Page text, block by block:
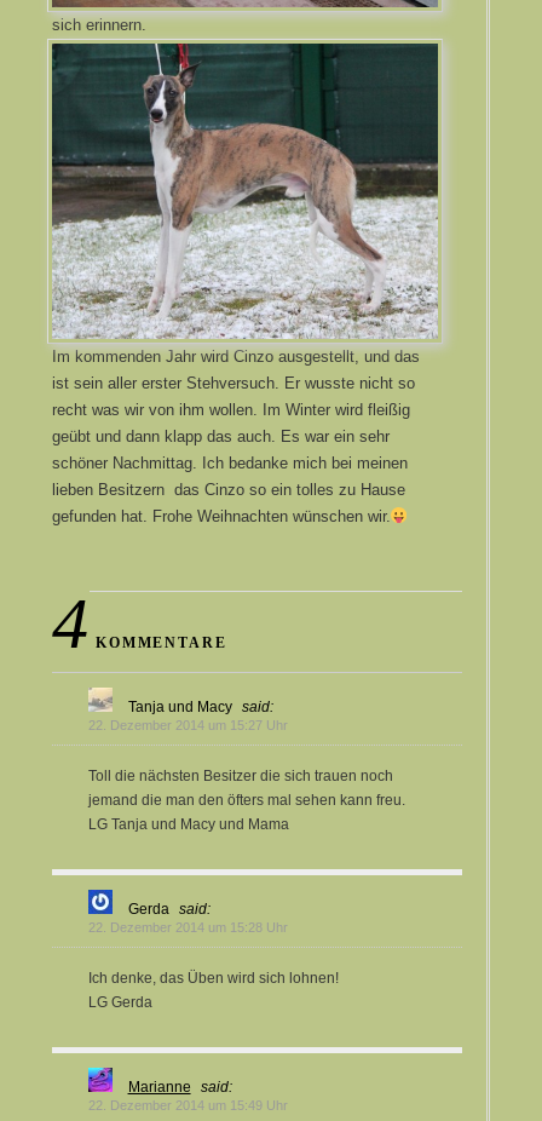
sich erinnern.
Im kommenden Jahr wird Cinzo ausgestellt, und das
ist sein aller erster Stehversuch. Er wusste nicht so
recht was wir von ihm wollen. Im Winter wird fleißig
geübt und dann klapp das auch. Es war ein sehr
schöner Nachmittag. Ich bedanke mich bei meinen
lieben Besitzern das Cinzo so ein tolles zu Hause
gefunden hat. Frohe Weihnachten wünschen wir.
4 KOMMENTARE
Tanja und Macy said:
22. Dezember 2014 um 15:27 Uhr
Toll die nächsten Besitzer die sich trauen noch
jemand die man den öfters mal sehen kann freu.
LG Tanja und Macy und Mama
Gerda said:
22. Dezember 2014 um 15:28 Uhr
Ich denke, das Üben wird sich lohnen!
LG Gerda
Marianne said:
22. Dezember 2014 um 15:49 Uhr